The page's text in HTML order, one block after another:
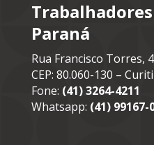
Paraná
Rua Francisco Torres,
CEP: 80.060-130 –
Fone: (41) 3264-4211
Whatsapp: (41) 99167-